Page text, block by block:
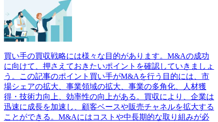
買い手の買収戦略には様々な目的があります。M&Aの成功
に向けて、押さえておきたいポイントを確認していきましょ
う。この記事のポイント買い手がM&Aを行う目的には、市
場シェアの拡大、事業領域の拡大、事業の多角化、人材獲
得・技術力向上、効率性の向上がある。買収により、企業は
迅速に成長を加速し、顧客ベースや販売チャネルを拡大する
ことができる。M&Aにはコストや中長期的な取り組みが必